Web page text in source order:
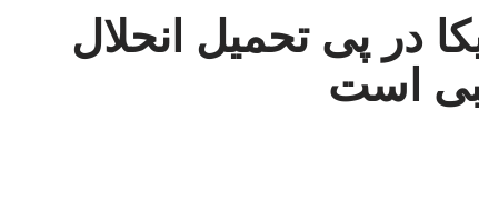
در پی تحمیل انحلال
است